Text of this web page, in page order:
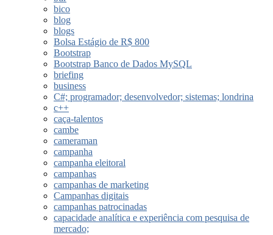
bico
blog
blogs
Bolsa Estágio de R$ 800
Bootstrap
Bootstrap Banco de Dados MySQL
briefing
business
C#; programador; desenvolvedor; sistemas; londrina
c++
caça-talentos
cambe
cameraman
campanha
campanha eleitoral
campanhas
campanhas de marketing
Campanhas digitais
campanhas patrocinadas
capacidade analítica e experiência com pesquisa de
mercado;